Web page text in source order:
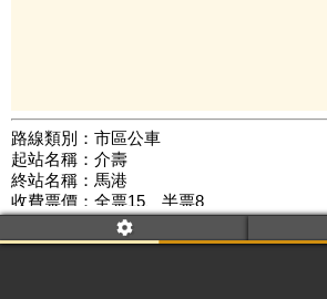
路線類別：市區公車
起站名稱：介壽
終站名稱：馬港
收費票價：全票15、半票8
附屬名稱：山線(介壽發)往馬港(支線: 機場
公車數量: 累計8196、上線7403